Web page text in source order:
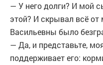
— У него долги? И мой
этой? И скрывал всё
Васильевны было
— Да, и представьте,
поддерживает его: